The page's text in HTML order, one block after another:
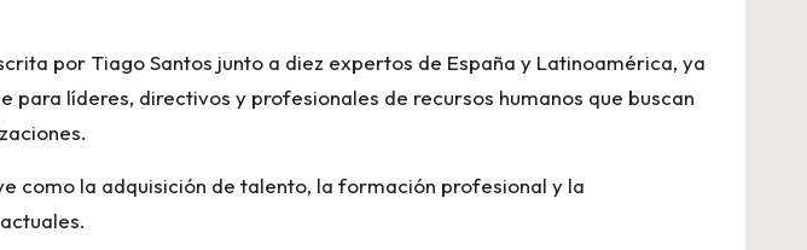
por Tiago Santos junto a diez expertos de España y Latinoamérica, ya
líderes, directivos y profesionales de recursos humanos que buscan
como la adquisición de talento, la formación profesional y la